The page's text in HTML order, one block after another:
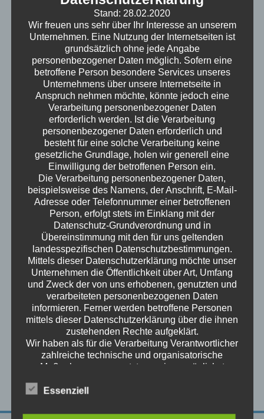
verbindet uns eine langjährige und
erfolgreiche Geschäftsbeziehung. Folgende
Lösungen von mr.secure sind im Einsatz
Installation & Einrichtung von Microsoft Office
Elektroinstallationsarbeiten, Verkabelung &
Netzwerkservice Lieferung und Einrichtung
von Hard- und Software Datensicherung
mr.secure Managed Exchange
Show More
Project Details
Name Autoservice Graf
Date 10 Fr. 2015
Categories Referenzen
Author Peter Merkl
Visit Site
Stand: 28.02.2020
Wir freuen uns sehr über Ihr Interesse an unserem
Unternehmen. Eine Nutzung der Internetseiten ist
grundsätzlich ohne jede Angabe
personenbezogener Daten möglich. Sofern eine
betroffene Person besondere Services unseres
Unternehmens über unsere Internetseite in
Anspruch nehmen möchte, könnte jedoch eine
Verarbeitung personenbezogener Daten
erforderlich werden. Ist die Verarbeitung
personenbezogener Daten erforderlich und
besteht für eine solche Verarbeitung keine
gesetzliche Grundlage, holen wir generell eine
Einwilligung der betroffenen Person ein.
Die Verarbeitung personenbezogener Daten,
beispielsweise des Namens, der Anschrift, E-Mail-
Adresse oder Telefonnummer einer betroffenen
Person, erfolgt stets im Einklang mit der
Datenschutz-Grundverordnung und in
Übereinstimmung mit den für uns geltenden
landesspezifischen Datenschutzbestimmungen.
Mittels dieser Datenschutzerklärung möchte unser
Unternehmen die Öffentlichkeit über Art, Umfang
und Zweck der von uns erhobenen, genutzten und
verarbeiteten personenbezogenen Daten
informieren. Ferner werden betroffene Personen
mittels dieser Datenschutzerklärung über die ihnen
zustehenden Rechte aufgeklärt.
Wir haben als für die Verarbeitung Verantwortlicher
zahlreiche technische und organisatorische
Maßnahmen umgesetzt, um einen möglichst
verarbeiteten personenbezogenen Daten
Datenübertragungen grundsätzlich
Essenziell